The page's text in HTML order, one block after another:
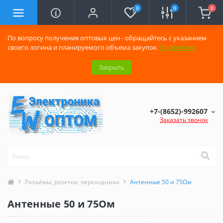
По вопросу получения оптовых цен - обращайтесь с указанием
своего логина и планируемого объема закупок. Подробнее
Закрыть
0 0 0
+7-(8652)-992607
Заказать звонок
Разъёмы, розетки, переходники Антенные 50 и 75Ом
Антенные 50 и 75Ом